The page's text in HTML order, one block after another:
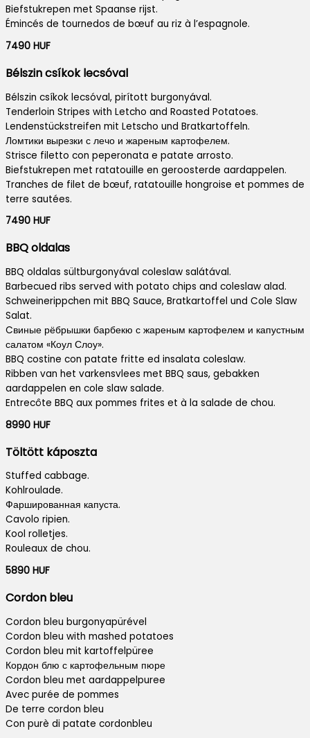
Biefstukrepen met Spaanse rijst.
Émincés de tournedos de bœuf au riz à l’espagnole.
7490 HUF
Bélszin csíkok lecsóval
Bélszin csíkok lecsóval, pirított burgonyával.
Tenderloin Stripes with Letcho and Roasted Potatoes.
Lendenstückstreifen mit Letscho und Bratkartoffeln.
Ломтики вырезки с лечо и жареным картофелем.
Strisce filetto con peperonata e patate arrosto.
Biefstukrepen met ratatouille en geroosterde aardappelen.
Tranches de filet de bœuf, ratatouille hongroise et pommes de
terre sautées.
7490 HUF
BBQ oldalas
BBQ oldalas sültburgonyával coleslaw salátával.
Barbecued ribs served with potato chips and coleslaw alad.
Schweinerippchen mit BBQ Sauce, Bratkartoffel und Cole Slaw
Salat.
Cвиные рёбрышки барбекю с жареным картофелем и капустным
салатом «Коул Слоу».
BBQ costine con patate fritte ed insalata coleslaw.
Ribben van het varkensvlees met BBQ saus, gebakken
aardappelen en cole slaw salade.
Entrecôte BBQ aux pommes frites et à la salade de chou.
8990 HUF
Töltött káposzta
Stuffed cabbage.
Kohlroulade.
Фаршированная капуста.
Cavolo ripien.
Kool rolletjes.
Rouleaux de chou.
5890 HUF
Cordon bleu
Cordon bleu burgonyapürével
Cordon bleu with mashed potatoes
Cordon bleu mit kartoffelpüree
Кордон блю с картофельным пюре
Cordon bleu met aardappelpuree
Avec purée de pommes
De terre cordon bleu
Con purè di patate cordonbleu